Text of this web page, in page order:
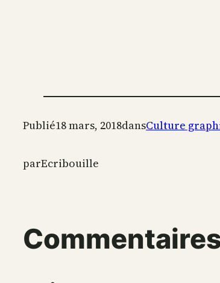
Publié18 mars, 2018dansCulture
parEcribouille